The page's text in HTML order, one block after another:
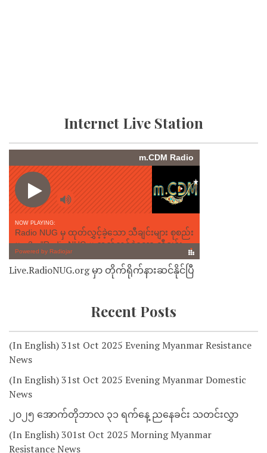
Internet Live Station
Live.RadioNUG.org မှာ တိုက်ရိုက်နားဆင်နိုင်ပြီ
Recent Posts
(In English) 31st Oct 2025 Evening Myanmar Resistance
News
(In English) 31st Oct 2025 Evening Myanmar Domestic
News
၂၀၂၅ အောက်တိုဘာလ ၃၁ ရက်နေ့ ညနေခင်း သတင်းလွှာ
(In English) 301st Oct 2025 Morning Myanmar
Resistance News